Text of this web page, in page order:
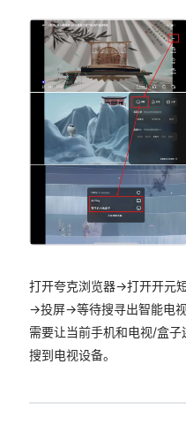
打开夸克浏览器->打开开元
->投屏->等待搜寻出智能电
需要让当前手机和电视/盒
搜到电视设备。